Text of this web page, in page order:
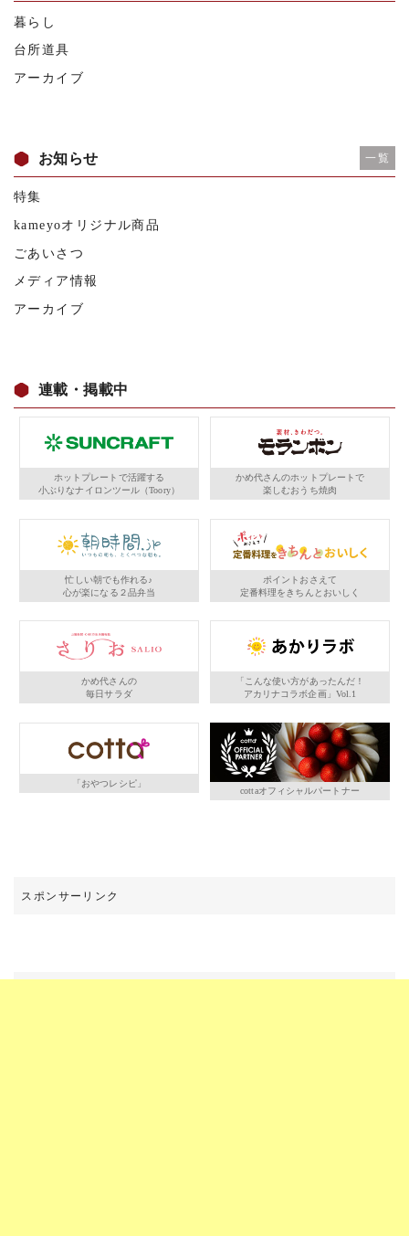
暮らし
台所道具
アーカイブ
お知らせ 一覧
特集
kameyoオリジナル商品
ごあいさつ
メディア情報
アーカイブ
連載・掲載中
ホットプレートで活躍する
小ぶりなナイロンツール（Toory）
かめ代さんのホットプレートで
楽しむおうち焼肉
忙しい朝でも作れる♪
心が楽になる２品弁当
ポイントおさえて
定番料理をきちんとおいしく
かめ代さんの
毎日サラダ
「こんな使い方があったんだ！
アカリナコラボ企画」Vol.1
「おやつレシピ」
cottaオフィシャルパートナー